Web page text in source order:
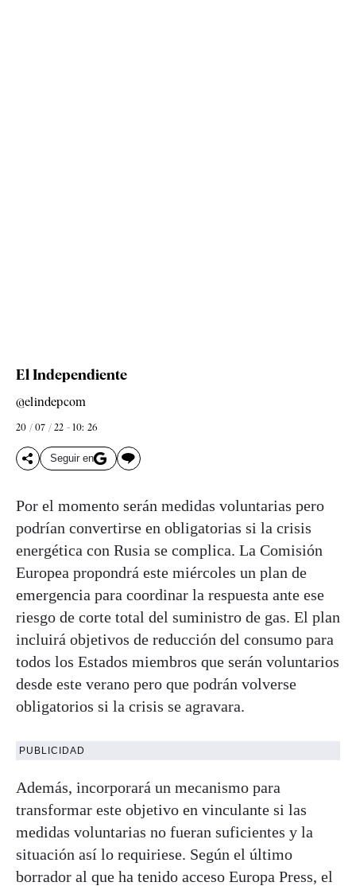
El Independiente
@elindepcom
20 / 07 / 22 - 10: 26
Seguir en
Por el momento serán medidas voluntarias pero
podrían convertirse en obligatorias si la crisis
energética con Rusia se complica. La Comisión
Europea propondrá este miércoles un plan de
emergencia para coordinar la respuesta ante ese
riesgo de corte total del suministro de gas. El plan
incluirá objetivos de reducción del consumo para
todos los Estados miembros que serán voluntarios
desde este verano pero que podrán volverse
obligatorios si la crisis se agravara.
PUBLICIDAD
Además, incorporará un mecanismo para
transformar este objetivo en vinculante si las
medidas voluntarias no fueran suficientes y la
situación así lo requiriese. Según el último
borrador al que ha tenido acceso Europa Press, el